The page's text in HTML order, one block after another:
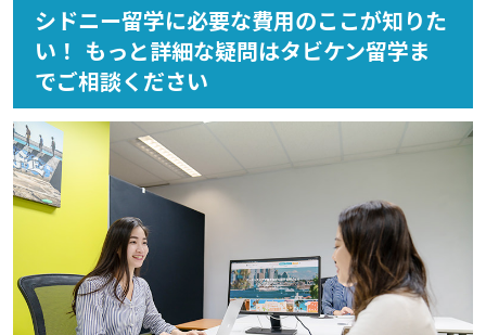
シドニー留学に必要な費用のここが知りた
い！ もっと詳細な疑問はタビケン留学ま
でご相談ください